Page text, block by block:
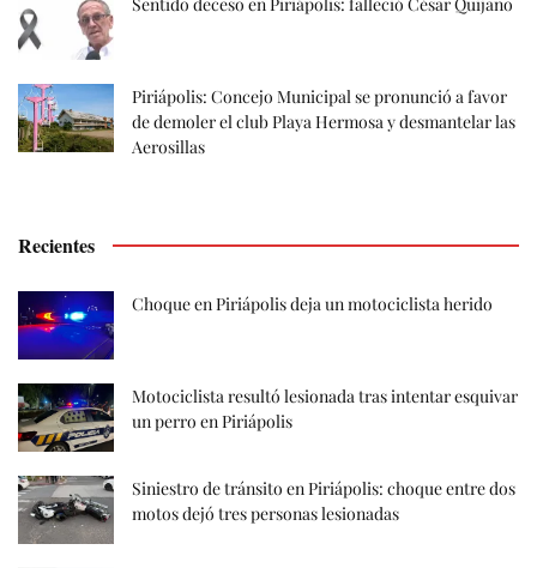
Piriápolis: Concejo Municipal se pronunció a favor
de demoler el club Playa Hermosa y desmantelar las
Aerosillas
Recientes
Choque en Piriápolis deja un motociclista herido
Motociclista resultó lesionada tras intentar esquivar
un perro en Piriápolis
Siniestro de tránsito en Piriápolis: choque entre dos
motos dejó tres personas lesionadas